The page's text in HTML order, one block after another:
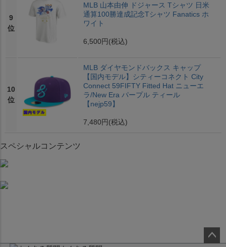
9
位
MLB 山本由伸 ドジャース Tシャツ 日米
通算100勝達成記念Tシャツ Fanatics ホ
ワイト
6,500円 (税込)
10
位
MLB ダイヤモンドバックス キャップ
【国内モデル】シティーコネクト City
Connect 59FIFTY Fitted Hat ニューエ
ラ/New Era パープル ティール
【nejp59】
7,480円 (税込)
スペシャルコンテンツ